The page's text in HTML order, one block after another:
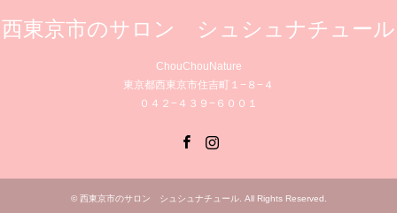
西東京市のサロン シュシュナチュール
ChouChouNature
東京都西東京市住吉町１−８−４
０４２−４３９−６００１
© 西東京市のサロン シュシュナチュール. All Rights Reserved.